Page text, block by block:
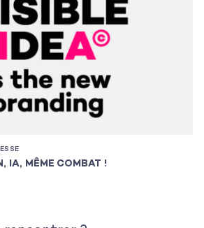
IA, MÊME COMBAT !